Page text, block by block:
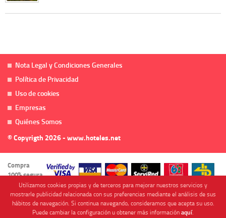
Nota Legal y Condiciones Generales
Política de Privacidad
Uso de cookies
Empresas
Quiénes Somos
© Copyrigth 2026 - www.hoteles.net
Compra
100% segura
Utilizamos cookies propias y de terceros para mejorar nuestros servicios y
mostrarle publicidad relacionada con sus preferencias mediante el análisis de sus
hábitos de navegación. Si continua navegando, consideramos que acepta su uso.
Puede cambiar la configuración u obtener más informaciónaquí.